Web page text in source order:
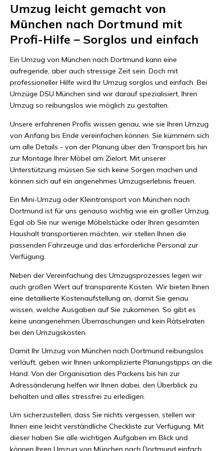
Umzug leicht gemacht von
München nach Dortmund mit
Profi-Hilfe – Sorglos und einfach
Ein Umzug von München nach Dortmund kann eine
aufregende, aber auch stressige Zeit sein. Doch mit
professioneller Hilfe wird Ihr Umzug sorglos und einfach. Bei
Umzüge DSU München sind wir darauf spezialisiert, Ihren
Umzug so reibungslos wie möglich zu gestalten.
Unsere erfahrenen Profis wissen genau, wie sie Ihren Umzug
von Anfang bis Ende vereinfachen können. Sie kümmern sich
um alle Details - von der Planung über den Transport bis hin
zur Montage Ihrer Möbel am Zielort. Mit unserer
Unterstützung müssen Sie sich keine Sorgen machen und
können sich auf ein angenehmes Umzugserlebnis freuen.
Ein Mini-Umzug oder Kleintransport von München nach
Dortmund ist für uns genauso wichtig wie ein großer Umzug.
Egal ob Sie nur wenige Möbelstücke oder Ihren gesamten
Haushalt transportieren möchten, wir stellen Ihnen die
passenden Fahrzeuge und das erforderliche Personal zur
Verfügung.
Neben der Vereinfachung des Umzugsprozesses legen wir
auch großen Wert auf transparente Kosten. Wir bieten Ihnen
eine detaillierte Kostenaufstellung an, damit Sie genau
wissen, welche Ausgaben auf Sie zukommen. So gibt es
keine unangenehmen Überraschungen und kein Rätselraten
bei den Umzugskosten.
Damit Ihr Umzug von München nach Dortmund reibungslos
verläuft, geben wir Ihnen unkomplizierte Planungstipps an die
Hand. Von der Organisation des Packens bis hin zur
Adressänderung helfen wir Ihnen dabei, den Überblick zu
behalten und alles stressfrei zu erledigen.
Um sicherzustellen, dass Sie nichts vergessen, stellen wir
Ihnen eine leicht verständliche Checkliste zur Verfügung. Mit
dieser haben Sie alle wichtigen Aufgaben im Blick und
können Ihren Umzug von München nach Dortmund einfach